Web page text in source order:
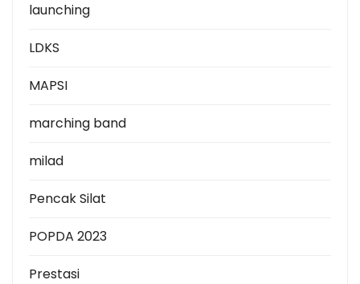
launching
LDKS
MAPSI
marching band
milad
Pencak Silat
POPDA 2023
Prestasi